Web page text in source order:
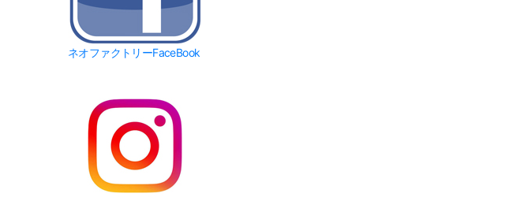
ネオファクトリーFaceBook